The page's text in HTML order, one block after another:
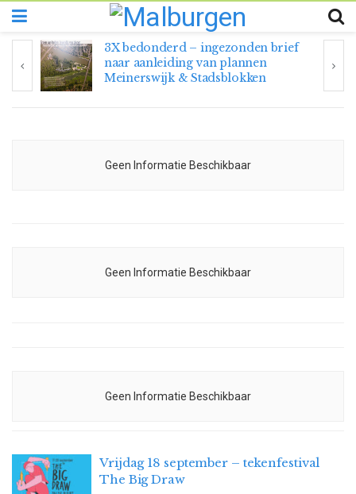
3X bedonderd – ingezonden brief
naar aanleiding van plannen
Meinerswijk & Stadsblokken
Geen Informatie Beschikbaar
Geen Informatie Beschikbaar
Geen Informatie Beschikbaar
Vrijdag 18 september – tekenfestival
The Big Draw